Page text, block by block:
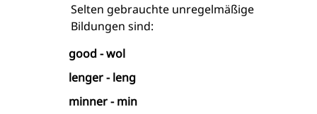
Selten gebrauchte unregelmäßige
Bildungen sind:
good - wol
lenger - leng
minner - min